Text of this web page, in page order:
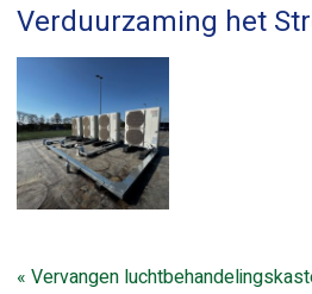
Verduurzaming het
«Vervangen